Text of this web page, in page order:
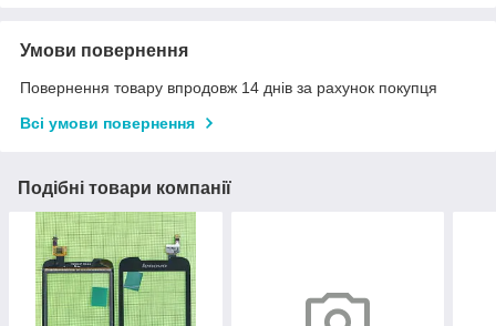
Умови повернення
Повернення товару впродовж 14 днів за рахунок покупця
Всі умови повернення
Подібні товари компанії